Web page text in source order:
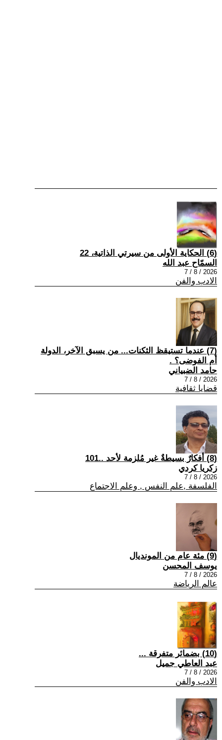
(6) الحكاية الأولى من سيرتي الذاتية، 22
السمّاح عبد الله
2026 / 8 / 7
الادب والفن
(7) عندما تستيقظ الثكنات... من يسبق الآخر، الدولة
أم الفوضى؟ .
حامد الضبياني
2026 / 8 / 7
قضايا ثقافية
(8) أفكارٌ بسيطةٌ غير مُلزمة لأحد ..101
زكريا كردي
2026 / 8 / 7
الفلسفة ,علم النفس , وعلم الاجتماع
(9) مئة عام من المونديال
يوسف المحسن
2026 / 8 / 7
عالم الرياضة
(10) بضمائر متفرقة ...
عبد العاطي جميل
2026 / 8 / 7
الادب والفن